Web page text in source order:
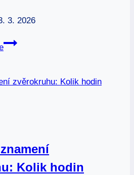
3. 2026
Čínské
kamen:
Kolik hodin